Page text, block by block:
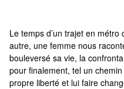
Le temps d’un trajet en
autre, une femme nous
bouleversé sa vie, la
pour finalement, tel un
propre liberté et lui faire